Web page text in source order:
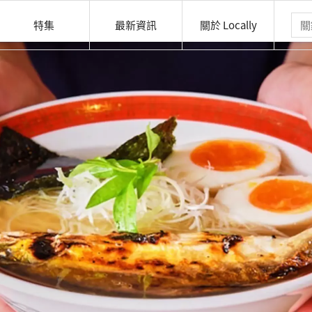
特集 最新資訊 關於 Locally